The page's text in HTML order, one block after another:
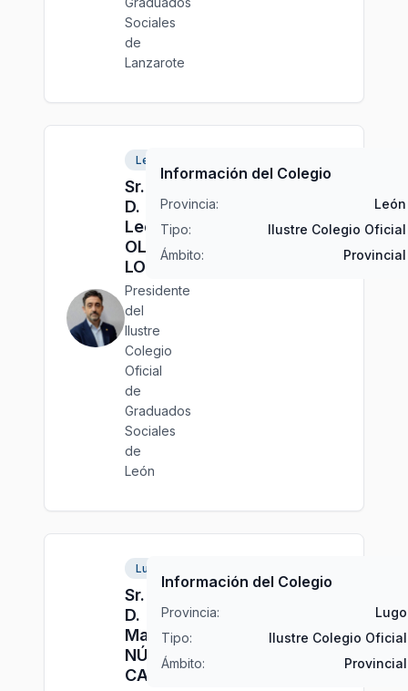
Sociales
de
Lanzarote
León
Sr.
D.
Leonardo
OLIVARES
LOBATO
Presidente
del
Ilustre
Colegio
Oficial
de
Graduados
Sociales
de
León
Información del Colegio
Provincia:
León
Tipo:
Ilustre Colegio Oficial
Ámbito:
Provincial
Lugo
Sr.
D.
Manuel
NÚÑEZ
CARREIRA
Información del Colegio
Provincia:
Lugo
Tipo:
Ilustre Colegio Oficial
Ámbito:
Provincial